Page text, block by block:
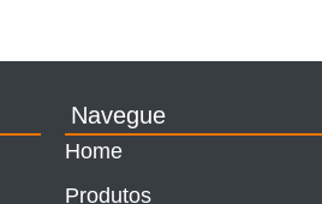
Navegue
Home
Produtos